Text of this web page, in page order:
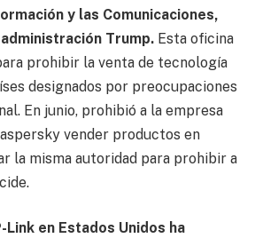
y las Comunicaciones,
Trump. Esta oficina
prohibir la venta de tecnología
designados por preocupaciones
En junio, prohibió a la empresa
vender productos en
la misma autoridad para prohibir a
Link en Estados Unidos ha